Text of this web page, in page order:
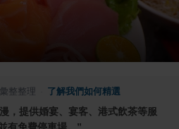
整整理 了解我們如何精選
，提供婚宴、宴客、港式飲茶等服